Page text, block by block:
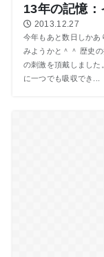
13年の記憶
2013.12.27
今年もあと数日しかあ
みようかと＾＾ 歴史
の刺激を頂戴しました
に一つでも吸収でき...